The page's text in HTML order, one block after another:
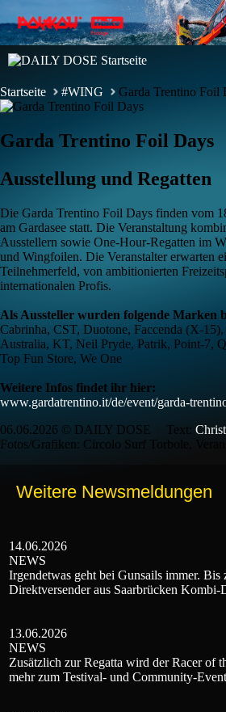
Startseite #WING Garda Trentino Foil
Garda Trentino Foil Days
Ausstellung und Regatten
Die Garda Trentino Foil Days finden vom
am Gardasee statt. Die Veranstaltung
Ausstellern sowie One-Hour-Regatten im
und Wingfoilen. Die Veranstalter erwarten
Teilnehmerfeld, von ambitionierten
internationalen Profis.
Als Aussteller wurden folgende Marken
Cabrinha, CST, Duotone, Faccenda (X-
Australia, KT, Neil Pryde, Patrik, Point-7,
Top Fun Store, We One
Weitere Infos findet ihr hier:
www.gardatrentino.it/de/event/garda-
06.06.2026 © DAILY DOSE
Text:
Fotos/Grafiken: Circolo Surf Torbole,
Weitere Newsmeldungen
14.06.2026
NEWS
Irgendetwas geht bei Gunsails immer. Bis
Direktversender aus Saarbrücken Kombi-
13.06.2026
NEWS
Zusätzlich zur Regatta wird der Racer of
mehr zum Testival- und Community-